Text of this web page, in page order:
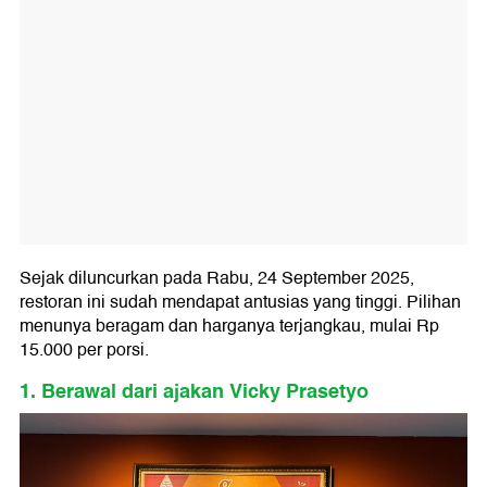
Sejak diluncurkan pada Rabu, 24 September 2025,
restoran ini sudah mendapat antusias yang tinggi. Pilihan
menunya beragam dan harganya terjangkau, mulai Rp
15.000 per porsi.
1. Berawal dari ajakan Vicky Prasetyo